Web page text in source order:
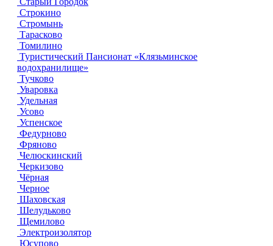
Строкино
Стромынь
Тарасково
Томилино
Туристический Пансионат «Клязьминское
водохранилище»
Тучково
Уваровка
Удельная
Усово
Успенское
Федурново
Фряново
Челюскинский
Черкизово
Чёрная
Черное
Шаховская
Шелудьково
Щемилово
Электроизолятор
Юсупово